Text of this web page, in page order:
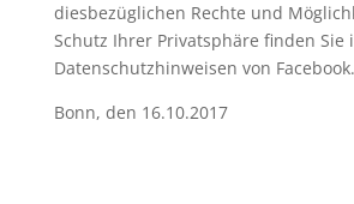
diesbezüglichen Rechte und
Schutz Ihrer Privatsphäre finden Sie
Datenschutzhinweisen von Facebook.
Bonn, den 16.10.2017